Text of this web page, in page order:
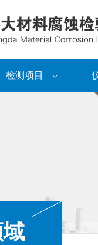
检测项目